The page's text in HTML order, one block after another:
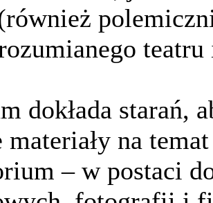
dokłada starań,
materiały na
– w postaci